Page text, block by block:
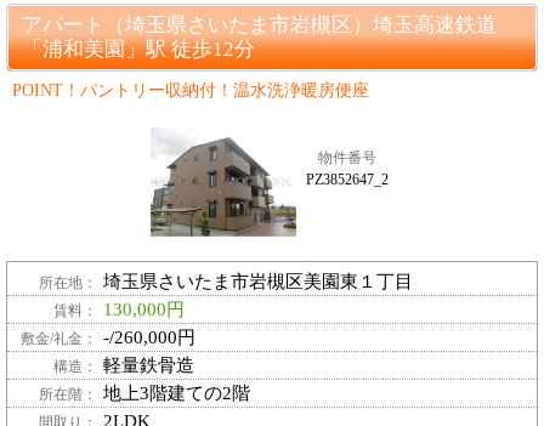
アパート（埼玉県さいたま市岩槻区）埼玉高速鉄道
「浦和美園」駅 徒歩12分
POINT！パントリー収納付！温水洗浄暖房便座
物件番号
PZ3852647_2
所在地： 埼玉県さいたま市岩槻区美園東１丁目
賃料： 130,000円
敷金/礼金： -/260,000円
構造： 軽量鉄骨造
所在階： 地上3階建ての2階
間取り： 2LDK